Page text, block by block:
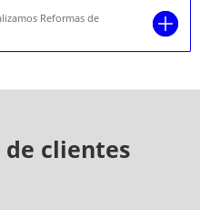
Reformas de
clientes